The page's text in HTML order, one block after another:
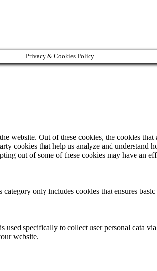
Privacy & Cookies Policy
Out of these cookies, the cookies that
cookies that help us analyze and
out of some of these cookies may have an
only includes cookies that ensures
specifically to collect user personal data
website.